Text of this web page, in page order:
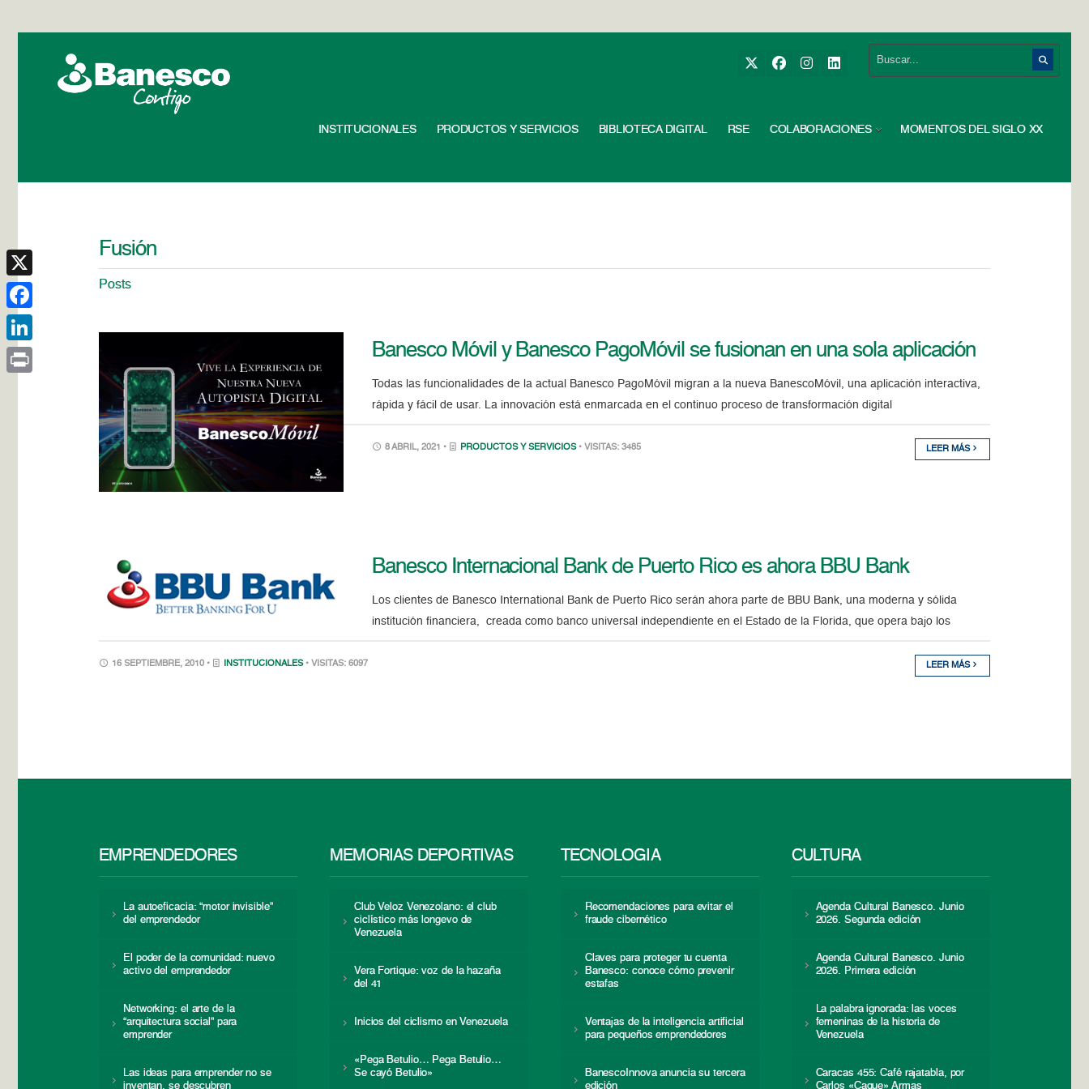
INSTITUCIONALES PRODUCTOS Y SERVICIOS BIBLIOTECA DIGITAL RSE COLABORACIONES MOMENTOS DEL SIGLO XX
Fusión
Posts
Banesco Móvil y Banesco PagoMóvil se fusionan en una sola aplicación
Todas las funcionalidades de la actual Banesco PagoMóvil migran a la nueva BanescoMóvil, una aplicación interactiva,
rápida y fácil de usar. La innovación está enmarcada en el continuo proceso de transformación digital
8 ABRIL, 2021 • PRODUCTOS Y SERVICIOS • VISITAS: 3485 LEER MÁS
Banesco Internacional Bank de Puerto Rico es ahora BBU Bank
Los clientes de Banesco International Bank de Puerto Rico serán ahora parte de BBU Bank, una moderna y sólida
institución financiera, creada como banco universal independiente en el Estado de la Florida, que opera bajo los
16 SEPTIEMBRE, 2010 • INSTITUCIONALES • VISITAS: 6097 LEER MÁS
EMPRENDEDORES
La autoeficacia: “motor invisible”
del emprendedor
El poder de la comunidad: nuevo
activo del emprendedor
Networking: el arte de la
“arquitectura social” para
emprender
Las ideas para emprender no se
inventan, se descubren
MEMORIAS DEPORTIVAS
Club Veloz Venezolano: el club
ciclístico más longevo de
Venezuela
Vera Fortique: voz de la hazaña
del 41
Inicios del ciclismo en Venezuela
«Pega Betulio… Pega Betulio…
Se cayó Betulio»
TECNOLOGÍA
Recomendaciones para evitar el
fraude cibernético
Claves para proteger tu cuenta
Banesco: conoce cómo prevenir
estafas
Ventajas de la inteligencia artificial
para pequeños emprendedores
BanescoInnova anuncia su tercera
edición
CULTURA
Agenda Cultural Banesco. Junio
2026. Segunda edición
Agenda Cultural Banesco. Junio
2026. Primera edición
La palabra ignorada: las voces
femeninas de la historia de
Venezuela
Caracas 455: Café rajatabla, por
Carlos «Caque» Armas
X
Facebook
LinkedIn